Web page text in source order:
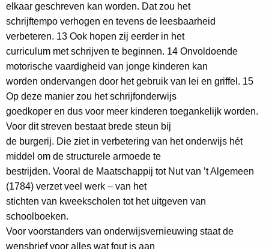
elkaar geschreven kan worden. Dat zou het
schrijftempo verhogen en tevens de leesbaarheid
verbeteren. 13 Ook hopen zij eerder in het
curriculum met schrijven te beginnen. 14 Onvoldoende
motorische vaardigheid van jonge kinderen kan
worden ondervangen door het gebruik van lei en griffel. 15
Op deze manier zou het schrijfonderwijs
goedkoper en dus voor meer kinderen toegankelijk worden.
Voor dit streven bestaat brede steun bij
de burgerij. Die ziet in verbetering van het onderwijs hét
middel om de structurele armoede te
bestrijden. Vooral de Maatschappij tot Nut van ’t Algemeen
(1784) verzet veel werk – van het
stichten van kweekscholen tot het uitgeven van
schoolboeken.
Voor voorstanders van onderwijsvernieuwing staat de
wensbrief voor alles wat fout is aan